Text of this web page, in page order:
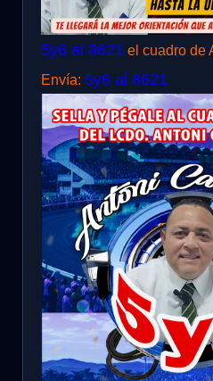
5y6 al 8621 el cuadro de
Envía: 5y6 al 8621